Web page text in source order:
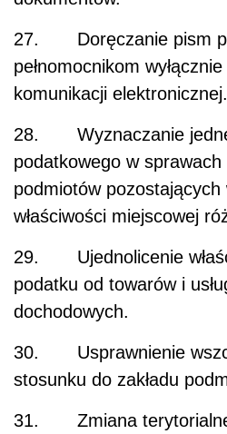
27. Doręczanie pism
pełnomocnikom
komunikacji elektronicznej.
28. Wyznaczanie
podatkowego w
podmiotów pozostających
właściwości miejscowej
29. Ujednolicenie
podatku od towarów i
dochodowych.
30. Usprawnienie
stosunku do zakładu
31. Zmiana